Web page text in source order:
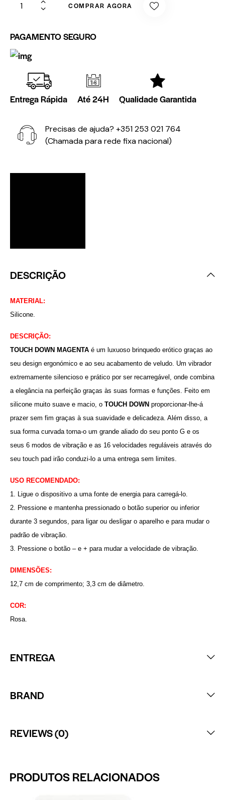
COMPRAR AGORA
PAGAMENTO SEGURO
Entrega Rápida Até 24H Qualidade Garantida
Precisas de ajuda? +351 253 021 764
(Chamada para rede fixa nacional)
DESCRIÇÃO
MATERIAL:
Silicone.
DESCRIÇÃO:
TOUCH DOWN MAGENTA é um luxuoso brinquedo erótico graças ao
seu design ergonómico e ao seu acabamento de veludo. Um vibrador
extremamente silencioso e prático por ser recarregável, onde combina
a elegância na perfeição graças às suas formas e funções. Feito em
silicone muito suave e macio, o TOUCH DOWN proporcionar-lhe-á
prazer sem fim graças à sua suavidade e delicadeza. Além disso, a
sua forma curvada torna-o um grande aliado do seu ponto G e os
seus 6 modos de vibração e as 16 velocidades reguláveis através do
seu touch pad irão conduzi-lo a uma entrega sem limites.
USO RECOMENDADO:
1. Ligue o dispositivo a uma fonte de energia para carregá-lo.
2. Pressione e mantenha pressionado o botão superior ou inferior
durante 3 segundos, para ligar ou desligar o aparelho e para mudar o
padrão de vibração.
3. Pressione o botão – e + para mudar a velocidade de vibração.
DIMENSÕES:
12,7 cm de comprimento; 3,3 cm de diâmetro.
COR:
Rosa.
ENTREGA
BRAND
REVIEWS (0)
PRODUTOS RELACIONADOS